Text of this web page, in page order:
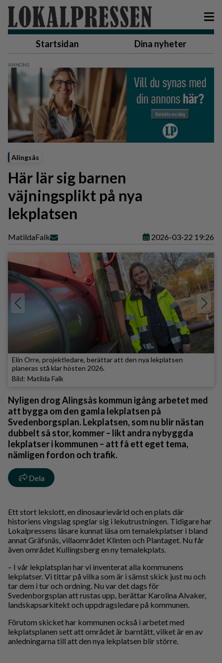
Startsidan Dina nyheter
Alingsås
Här lär sig barnen
väjningsplikt på nya
lekplatsen
MatildaFalk 2026-03-22 19:26
Elin Orre, projektledare, berättar att den nya lekplatsen
planeras stå klar hösten 2026.
Matilda Falk
Nyligen drog Alingsås kommun igång arbetet med
att bygga om den gamla lekplatsen på
Svedenborgsplan. Lekplatsen, som nu blir nästan
dubbelt så stor, kommer – likt andra nybyggda
lekplatser i kommunen – att få ett eget tema,
nämligen fordon och trafik.
Dela
Ett stort lekslott, en dinosaurievärld och en plats där
historiens vingslag speglar sig i lekutrustningen. Tidigare har
Lokalpressens läsare kunnat läsa om temalekplatser i bland
annat Gräfsnäs, villaområdet Klinten och Plantaget. Nu får
även området Kullingsberg en ny temalekplats.
– I vår lekplatsplan har vi inventerat alla kommunens
lekplatser. Vi tittar på vilka som är i sämst skick just nu och
tar dem i tur och ordning. Nu var det dags för
Svedenborgsplan att rustas upp, berättar Karolina Alvaker,
landskapsarkitekt och uppdragsledare på kommunen.
Förutom skicket har kommunen också i arbetet med
lekplatsplanen sett att området är barntätt, vilket är en av
anledningarna till att den nya lekplatsen blir större.